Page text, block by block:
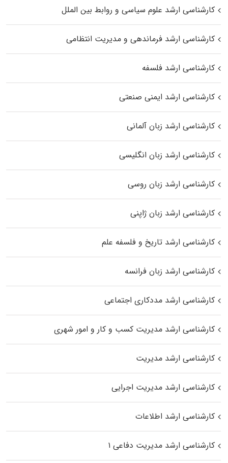
کارشناسی ارشد علوم سیاسی و روابط بین الملل
کارشناسی ارشد فرماندهی و مدیریت انتظامی
کارشناسی ارشد فلسفه
کارشناسی ارشد ایمنی صنعتی
کارشناسی ارشد زبان آلمانی
کارشناسی ارشد زبان انگلیسی
کارشناسی ارشد زبان روسی
کارشناسی ارشد زبان ژاپنی
کارشناسی ارشد تاریخ و فلسفه علم
کارشناسی ارشد زبان فرانسه
کارشناسی ارشد مددکاری اجتماعی
کارشناسی ارشد مدیریت کسب و کار و امور شهری
کارشناسی ارشد مدیریت
کارشناسی ارشد مدیریت اجرایی
کارشناسی ارشد اطلاعات
کارشناسی ارشد مدیریت دفاعی ۱